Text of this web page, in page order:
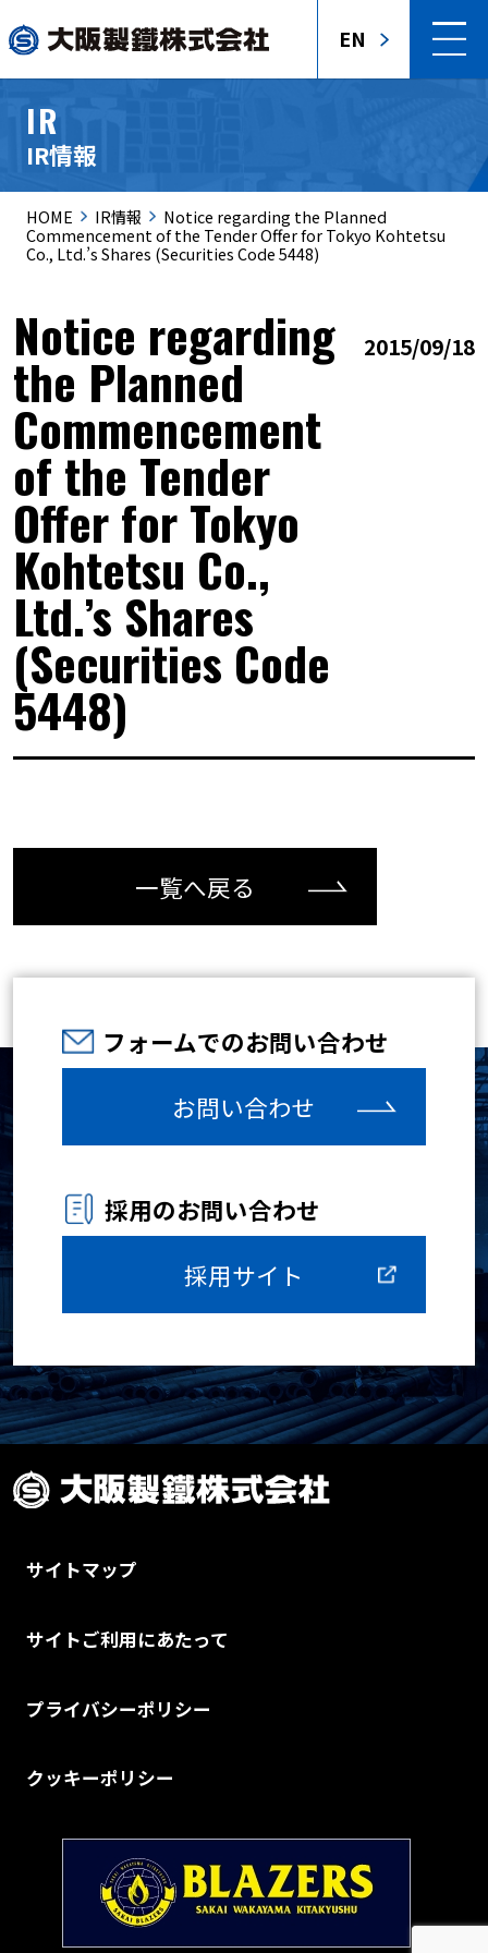
EN
IR
IR情報
HOME IR情報
Notice regarding the Planned
Commencement of the Tender Offer for Tokyo Kohtetsu
Co., Ltd.’s Shares (Securities Code 5448)
Notice regarding
the Planned
Commencement
of the Tender
Offer for Tokyo
Kohtetsu Co.,
Ltd.’s Shares
(Securities Code
5448)
2015/09/18
一覧へ戻る
フォームでのお問い合わせ
お問い合わせ
採用のお問い合わせ
採用サイト
サイトマップ
サイトご利用にあたって
プライバシーポリシー
クッキーポリシー